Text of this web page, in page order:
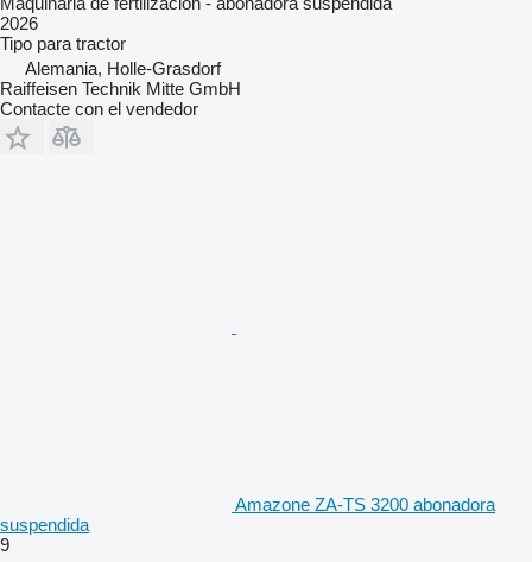
2026
Tipo para tractor
Alemania, Holle-Grasdorf
Raiffeisen Technik Mitte GmbH
Contacte con el vendedor
Amazone ZA-TS 3200 abonadora
suspendida
9